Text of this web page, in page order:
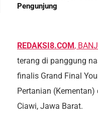
Pengunjung
REDAKSI8.COM,
terang di panggung
finalis Grand Final
Pertanian
Ciawi, Jawa Barat.